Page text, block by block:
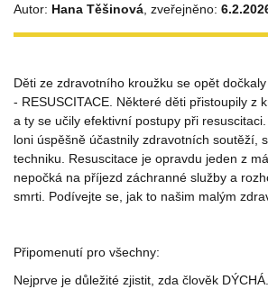
Autor: Hana Těšinová , zveřejněno:
Děti ze zdravotního kroužku se opět
- RESUSCITACE. Některé děti přistoupily z
a ty se učily efektivní postupy při
loni úspěšně účastnily zdravotních soutěží,
techniku. Resuscitace je opravdu jeden z
nepočká na příjezd záchranné služby a
smrti. Podívejte se, jak to našim malým
Připomenutí pro všechny:
Nejprve je důležité zjistit, zda člověk